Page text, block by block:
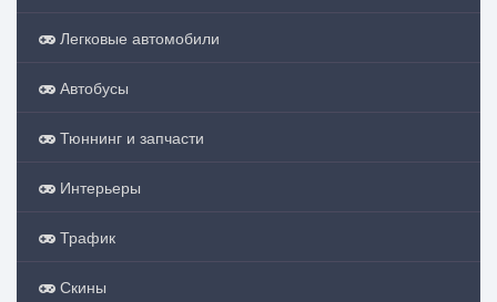
Легковые автомобили
Автобусы
Тюннинг и запчасти
Интерьеры
Трафик
Скины